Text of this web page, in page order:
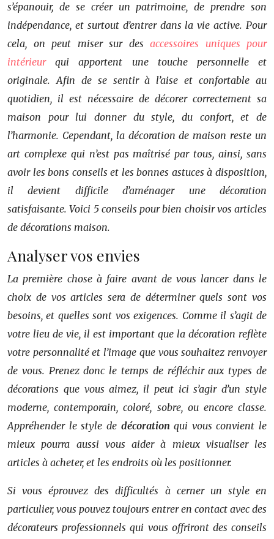
s’épanouir, de se créer un patrimoine, de prendre son
indépendance, et surtout d’entrer dans la vie active. Pour
cela, on peut miser sur des accessoires uniques pour
intérieurqui apportent une touche personnelle et
originale. Afin de se sentir à l’aise et confortable au
quotidien, il est nécessaire de décorer correctement sa
maison pour lui donner du style, du confort, et de
l’harmonie. Cependant, la décoration de maison reste un
art complexe qui n’est pas maîtrisé par tous, ainsi, sans
avoir les bons conseils et les bonnes astuces à disposition,
il devient difficile d’aménager une décoration
satisfaisante. Voici 5 conseils pour bien choisir vos articles
de décorations maison.
Analyser vos envies
La première chose à faire avant de vous lancer dans le
choix de vos articles sera de déterminer quels sont vos
besoins, et quelles sont vos exigences. Comme il s’agit de
votre lieu de vie, il est important que la décoration reflète
votre personnalité et l’image que vous souhaitez renvoyer
de vous. Prenez donc le temps de réfléchir aux types de
décorations que vous aimez, il peut ici s’agir d’un style
moderne, contemporain, coloré, sobre, ou encore classe.
Appréhender le style de décoration qui vous convient le
mieux pourra aussi vous aider à mieux visualiser les
articles à acheter, et les endroits où les positionner.
Si vous éprouvez des difficultés à cerner un style en
particulier, vous pouvez toujours entrer en contact avec des
décorateurs professionnels qui vous offriront des conseils